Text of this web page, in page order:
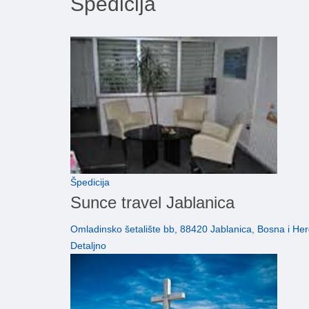
Špedicija
Sunce travel Jablanica
Omladinsko šetalište bb, 88420 Jablanica, Bosna i
Detaljno